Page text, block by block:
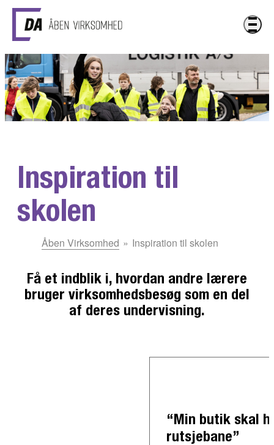
Gå til hovedindhold
Inspiration til
skolen
her:
Åben Virksomhed Inspiration til skolen
Få et indblik i, hvordan andre lærere
bruger virksomhedsbesøg som en del
af deres undervisning.
“Min butik skal
rutsjebane”